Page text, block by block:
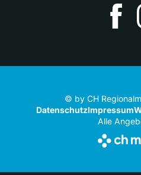
© by CH
DatenschutzImpressum
Alle